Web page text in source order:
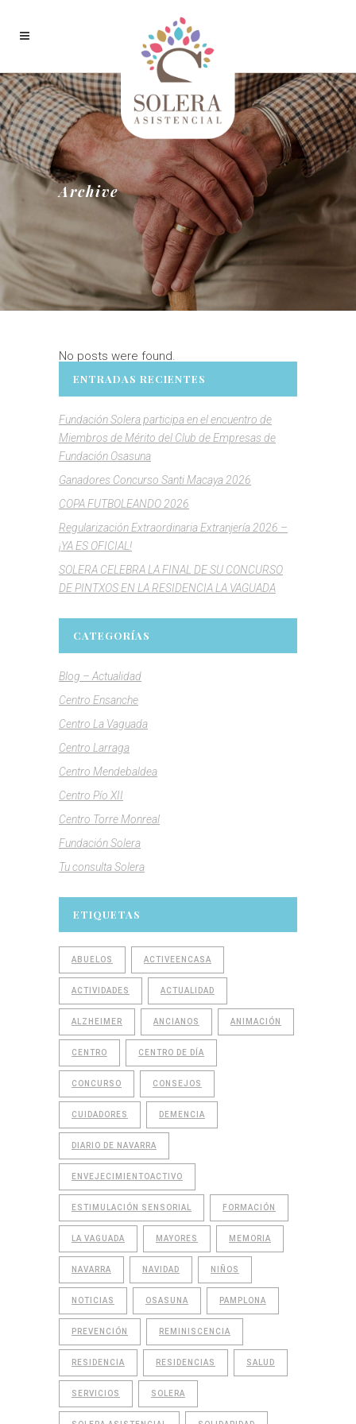
Archive
No posts were found.
ENTRADAS RECIENTES
Fundación Solera participa en el encuentro de
Miembros de Mérito del Club de Empresas de
Fundación Osasuna
Ganadores Concurso Santi Macaya 2026
COPA FUTBOLEANDO 2026
Regularización Extraordinaria Extranjería 2026 –
¡YA ES OFICIAL!
SOLERA CELEBRA LA FINAL DE SU CONCURSO
DE PINTXOS EN LA RESIDENCIA LA VAGUADA
CATEGORÍAS
Blog – Actualidad
Centro Ensanche
Centro La Vaguada
Centro Larraga
Centro Mendebaldea
Centro Pío XII
Centro Torre Monreal
Fundación Solera
Tu consulta Solera
ETIQUETAS
ABUELOS ACTIVEENCASA
ACTIVIDADES ACTUALIDAD
ALZHEIMER ANCIANOS ANIMACIÓN
CENTRO CENTRO DE DÍA
CONCURSO CONSEJOS
CUIDADORES DEMENCIA
DIARIO DE NAVARRA
ENVEJECIMIENTOACTIVO
ESTIMULACIÓN SENSORIAL FORMACIÓN
LA VAGUADA MAYORES MEMORIA
NAVARRA NAVIDAD NIÑOS
NOTICIAS OSASUNA PAMPLONA
PREVENCIÓN REMINISCENCIA
RESIDENCIA RESIDENCIAS SALUD
SERVICIOS SOLERA